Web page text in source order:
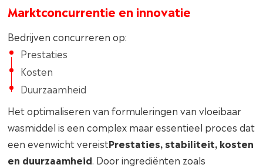
Marktconcurrentie en innovatie
Bedrijven concurreren op:
Prestaties
Kosten
Duurzaamheid
Het optimaliseren van formuleringen van vloeibaar
wasmiddel is een complex maar essentieel proces dat
een evenwicht vereistPrestaties, stabiliteit, kosten
en duurzaamheid. Door ingrediënten zoals